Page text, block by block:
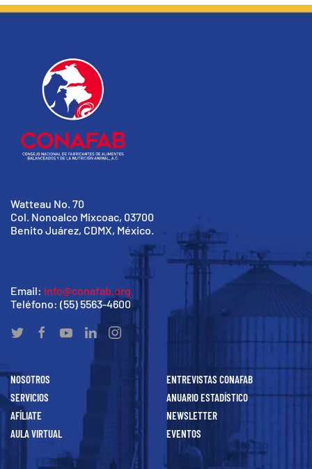
Watteau No. 70
Col. Nonoalco Mixcoac, 03700
Benito Juárez, CDMX, México.
Email: info@conafab.org
Teléfono: (55) 5563-4600
NOSOTROS
SERVICIOS
AFÍLIATE
AULA VIRTUAL
ENTREVISTAS CONAFAB
ANUARIO ESTADÍSTICO
NEWSLETTER
EVENTOS